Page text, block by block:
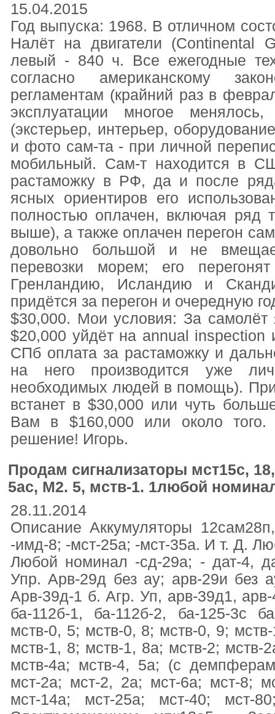
15.04.2015
Год выпуска: 1968. В отличном
Налёт на двигатели (Continental
левый - 840 ч. Все ежегодные
согласно американскому
регламентам (крайний раз в
эксплуатации многое
(экстерьер, интерьер,
и фото сам-та - при личной
мобильный. Сам-т находится в
растаможку в РФ, да и после
ясных ориентиров его
полностью оплачен, включая ряд
выше), а также оплачен перегон
довольно большой и не
перевозки морем; его
Гренландию, Исландию и
придётся за перегон и очередную
$30,000. Мои условия: За самолёт
$20,000 уйдёт на annual inspection
СПб оплата за растаможку и
на него производится уже
необходимых людей в помощь).
встанет в $30,000 или чуть
Вам в $160,000 или около
решение! Игорь.
Продам сигнализаторы мст15с,
5ас, М2. 5, мств-1. 1любой
28.11.2014
Описание Аккумуляторы
-имд-8; -мст-25а; -мст-35а. И т. Д.
Любой номинал -сд-29а; - дат-4,
Упр. Арв-29д без ау; арв-29и без
Арв-39д-1 б. Агр. Уп, арв-39д1,
ба-112б-1, ба-112б-2, ба-125-3с
мств-0, 5; мств-0, 8; мств-0, 9;
мств-1, 8; мств-1, 8а; мств-2; мств-
мств-4а; мств-4, 5а; (с
мст-2а; мст-2, 2а; мст-6а; мст-8;
мст-14а; мст-25а; мст-40; мст-